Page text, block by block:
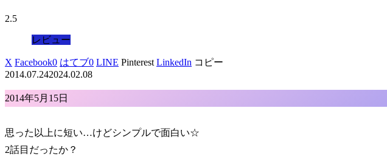
2.5
レビュー
X Facebook0 はてブ0 LINE Pinterest LinkedIn コピー
2014.07.242024.02.08
2014年5月15日
思った以上に短い…けどシンプルで面白い☆
2話目だったか？